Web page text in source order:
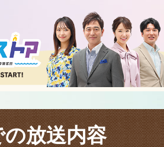
放送内容